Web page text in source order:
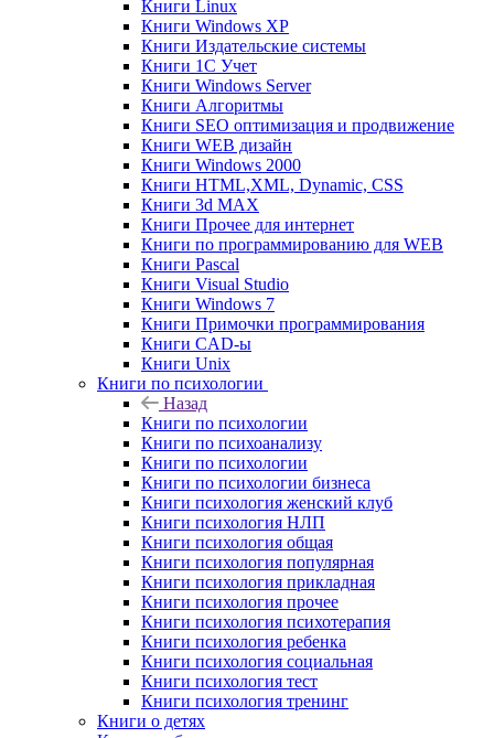
Книги Linux
Книги Windows XP
Книги Издательские системы
Книги 1C Учет
Книги Windows Server
Книги Алгоритмы
Книги SEO оптимизация и продвижение
Книги WEB дизайн
Книги Windows 2000
Книги HTML,XML, Dynamic, CSS
Книги 3d MAX
Книги Прочее для интернет
Книги по программированию для WEB
Книги Pascal
Книги Visual Studio
Книги Windows 7
Книги Примочки программирования
Книги CAD-ы
Книги Unix
Книги по психологии
Назад
Книги по психологии
Книги по психоанализу
Книги по психологии
Книги по психологии бизнеса
Книги психология женский клуб
Книги психология НЛП
Книги психология общая
Книги психология популярная
Книги психология прикладная
Книги психология прочее
Книги психология психотерапия
Книги психология ребенка
Книги психология социальная
Книги психология тест
Книги психология тренинг
Книги о детях